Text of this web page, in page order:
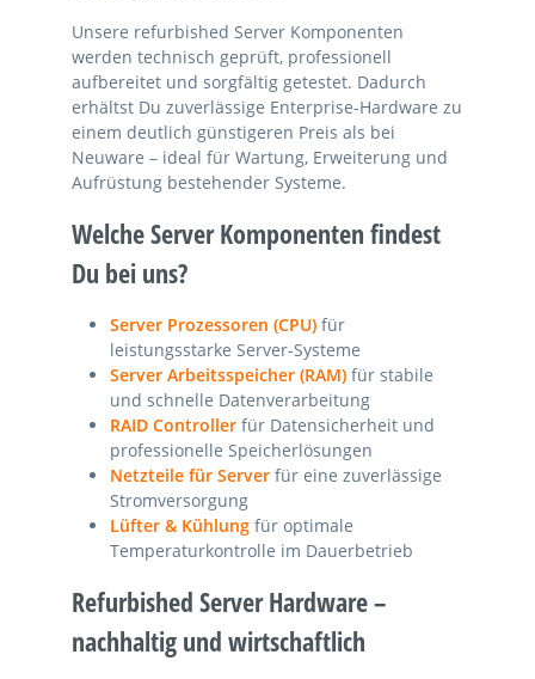
Unsere refurbished Server Komponenten
werden technisch geprüft, professionell
aufbereitet und sorgfältig getestet. Dadurch
erhältst Du zuverlässige Enterprise-Hardware zu
einem deutlich günstigeren Preis als bei
Neuware – ideal für Wartung, Erweiterung und
Aufrüstung bestehender Systeme.
Welche Server Komponenten findest
Du bei uns?
Server Prozessoren (CPU) für
leistungsstarke Server-Systeme
Server Arbeitsspeicher (RAM) für stabile
und schnelle Datenverarbeitung
RAID Controller für Datensicherheit und
professionelle Speicherlösungen
Netzteile für Server für eine zuverlässige
Stromversorgung
Lüfter & Kühlung für optimale
Temperaturkontrolle im Dauerbetrieb
Refurbished Server Hardware –
nachhaltig und wirtschaftlich